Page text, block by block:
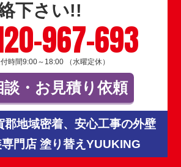
下さい!!
967-693
時間9:00～18:00 （水曜定休）
談・お見積り依頼
郡地域密着、安心工事の外壁
門店 塗り替えYUUKING